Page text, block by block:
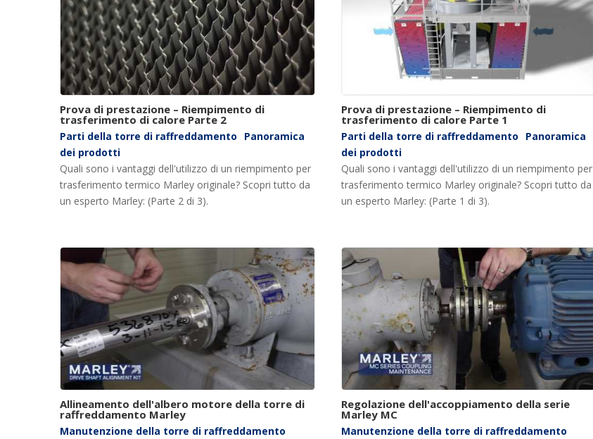
Prova di prestazione – Riempimento di
trasferimento di calore Parte 2
Parti della torre di raffreddamento
Panoramica
dei prodotti
Quali sono i vantaggi dell'utilizzo di un riempimento per
trasferimento termico Marley originale? Scopri tutto da
un esperto Marley: (Parte 2 di 3).
Prova di prestazione – Riempimento di
trasferimento di calore Parte 1
Parti della torre di raffreddamento
Panoramica
dei prodotti
Quali sono i vantaggi dell'utilizzo di un riempimento per
trasferimento termico Marley originale? Scopri tutto da
un esperto Marley: (Parte 1 di 3).
Allineamento dell'albero motore della torre di
raffreddamento Marley
Manutenzione della torre di raffreddamento
Regolazione dell'accoppiamento della serie
Marley MC
Manutenzione della torre di raffreddamento